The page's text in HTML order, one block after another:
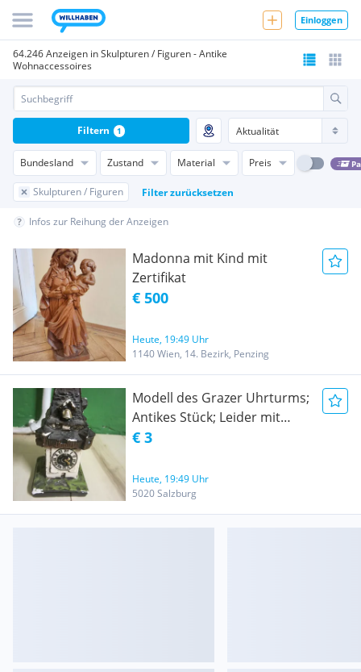
Einloggen
64.246 Anzeigen in Skulpturen / Figuren - Antike
Wohnaccessoires
Bundesland Zustand Material Preis
Skulpturen / Figuren Filter zurücksetzen
Filtern 1
Infos zur Reihung der Anzeigen
Madonna mit Kind mit
Zertifikat
€ 500
Heute, 19:49 Uhr
1140 Wien, 14. Bezirk, Penzing
Modell des Grazer Uhrturms;
Antikes Stück; Leider mit
kleinen Schönheitsfehlern
€ 3
Heute, 19:49 Uhr
5020 Salzburg